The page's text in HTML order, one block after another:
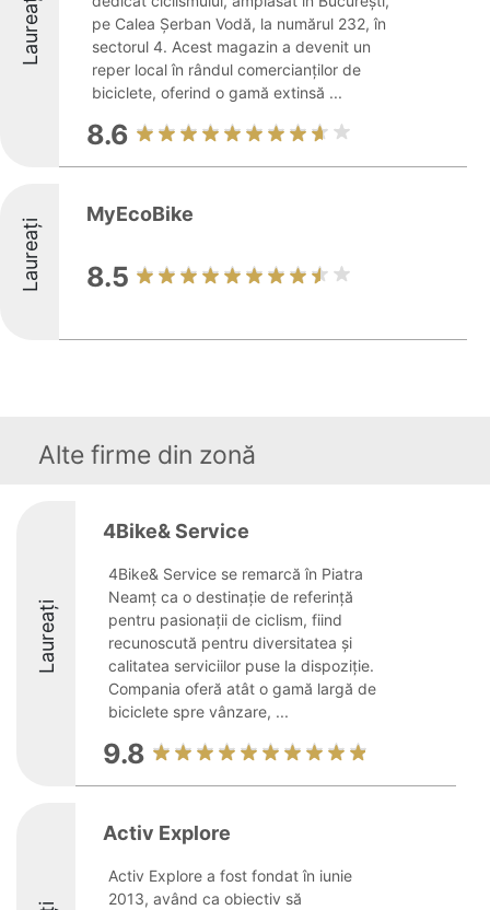
Laureați
pe Calea Șerban Vodă, la numărul 232, în
sectorul 4. Acest magazin a devenit un
reper local în rândul comercianților de
biciclete, oferind o gamă extinsă ...
8.6
Laureați
MyEcoBike
8.5
Alte firme din zonă
Laureați
4Bike& Service
4Bike& Service se remarcă în Piatra
Neamț ca o destinație de referință
pentru pasionații de ciclism, fiind
recunoscută pentru diversitatea și
calitatea serviciilor puse la dispoziție.
Compania oferă atât o gamă largă de
biciclete spre vânzare, ...
9.8
Activ Explore
Activ Explore a fost fondat în iunie
2013, având ca obiectiv să